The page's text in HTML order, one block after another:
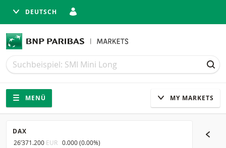
DEUTSCH
Suche
Suche
Navigation
Seitennavigation
MENÜ MY MARKETS
DAX
26’371.200 EUR 0.000(0.00%)
SMI